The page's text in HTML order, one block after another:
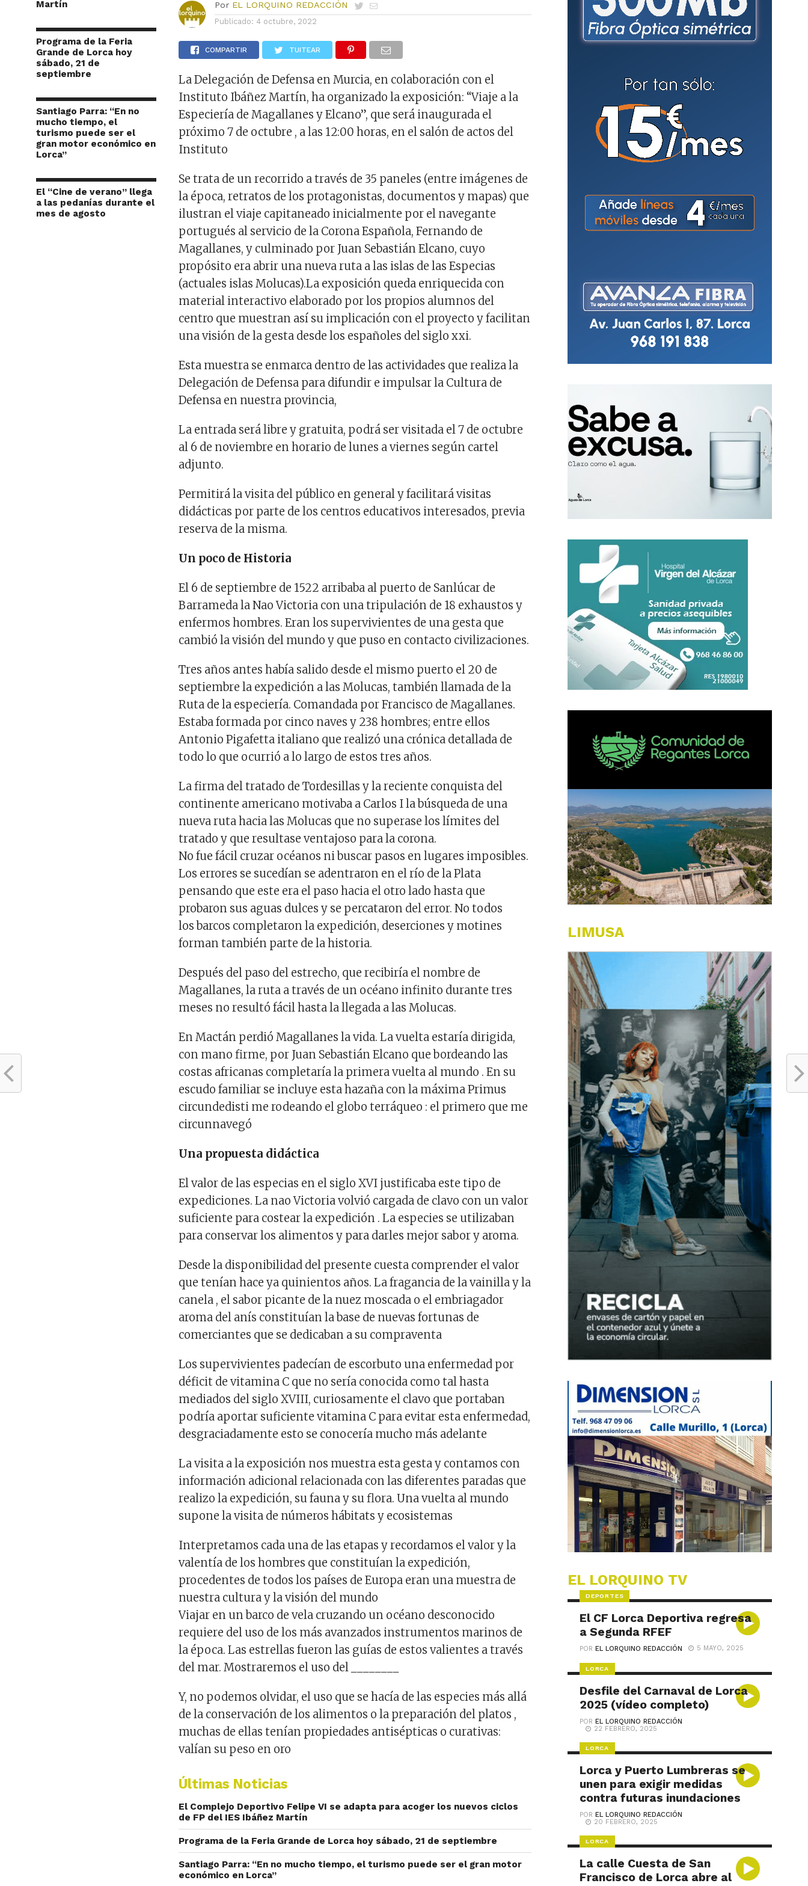
Martín
Programa de la Feria
Grande de Lorca hoy
sábado, 21 de
septiembre
Santiago Parra: “En no
mucho tiempo, el
turismo puede ser el
gran motor económico en
Lorca”
El “Cine de verano” llega
a las pedanías durante el
mes de agosto
Por EL LORQUINO REDACCIÓN
Publicado: 4 octubre, 2022
COMPARTIR TUITEAR
La Delegación de Defensa en Murcia, en colaboración con el
Instituto Ibáñez Martín, ha organizado la exposición: “Viaje a la
Especiería de Magallanes y Elcano”, que será inaugurada el
próximo 7 de octubre , a las 12:00 horas, en el salón de actos del
Instituto
Se trata de un recorrido a través de 35 paneles (entre imágenes de
la época, retratos de los protagonistas, documentos y mapas) que
ilustran el viaje capitaneado inicialmente por el navegante
portugués al servicio de la Corona Española, Fernando de
Magallanes, y culminado por Juan Sebastián Elcano, cuyo
propósito era abrir una nueva ruta a las islas de las Especias
(actuales islas Molucas).La exposición queda enriquecida con
material interactivo elaborado por los propios alumnos del
centro que muestran así su implicación con el proyecto y facilitan
una visión de la gesta desde los españoles del siglo xxi.
Esta muestra se enmarca dentro de las actividades que realiza la
Delegación de Defensa para difundir e impulsar la Cultura de
Defensa en nuestra provincia,
La entrada será libre y gratuita, podrá ser visitada el 7 de octubre
al 6 de noviembre en horario de lunes a viernes según cartel
adjunto.
Permitirá la visita del público en general y facilitará visitas
didácticas por parte de los centros educativos interesados, previa
reserva de la misma.
Un poco de Historia
El 6 de septiembre de 1522 arribaba al puerto de Sanlúcar de
Barrameda la Nao Victoria con una tripulación de 18 exhaustos y
enfermos hombres. Eran los supervivientes de una gesta que
cambió la visión del mundo y que puso en contacto civilizaciones.
Tres años antes había salido desde el mismo puerto el 20 de
septiembre la expedición a las Molucas, también llamada de la
Ruta de la especiería. Comandada por Francisco de Magallanes.
Estaba formada por cinco naves y 238 hombres; entre ellos
Antonio Pigafetta italiano que realizó una crónica detallada de
todo lo que ocurrió a lo largo de estos tres años.
La firma del tratado de Tordesillas y la reciente conquista del
continente americano motivaba a Carlos I la búsqueda de una
nueva ruta hacia las Molucas que no superase los límites del
tratado y que resultase ventajoso para la corona.
No fue fácil cruzar océanos ni buscar pasos en lugares imposibles.
Los errores se sucedían se adentraron en el río de la Plata
pensando que este era el paso hacia el otro lado hasta que
probaron sus aguas dulces y se percataron del error. No todos
los barcos completaron la expedición, deserciones y motines
forman también parte de la historia.
Después del paso del estrecho, que recibiría el nombre de
Magallanes, la ruta a través de un océano infinito durante tres
meses no resultó fácil hasta la llegada a las Molucas.
En Mactán perdió Magallanes la vida. La vuelta estaría dirigida,
con mano firme, por Juan Sebastián Elcano que bordeando las
costas africanas completaría la primera vuelta al mundo . En su
escudo familiar se incluye esta hazaña con la máxima Primus
circundedisti me rodeando el globo terráqueo : el primero que me
circunnavegó
Una propuesta didáctica
El valor de las especias en el siglo XVI justificaba este tipo de
expediciones. La nao Victoria volvió cargada de clavo con un valor
suficiente para costear la expedición . La especies se utilizaban
para conservar los alimentos y para darles mejor sabor y aroma.
Desde la disponibilidad del presente cuesta comprender el valor
que tenían hace ya quinientos años. La fragancia de la vainilla y la
canela , el sabor picante de la nuez moscada o el embriagador
aroma del anís constituían la base de nuevas fortunas de
comerciantes que se dedicaban a su compraventa
Los supervivientes padecían de escorbuto una enfermedad por
déficit de vitamina C que no sería conocida como tal hasta
mediados del siglo XVIII, curiosamente el clavo que portaban
podría aportar suficiente vitamina C para evitar esta enfermedad,
desgraciadamente esto se conocería mucho más adelante
La visita a la exposición nos muestra esta gesta y contamos con
información adicional relacionada con las diferentes paradas que
realizo la expedición, su fauna y su flora. Una vuelta al mundo
supone la visita de números hábitats y ecosistemas
Interpretamos cada una de las etapas y recordamos el valor y la
valentía de los hombres que constituían la expedición,
procedentes de todos los países de Europa eran una muestra de
nuestra cultura y la visión del mundo
Viajar en un barco de vela cruzando un océano desconocido
requiere del uso de los más avanzados instrumentos marinos de
la época. Las estrellas fueron las guías de estos valientes a través
del mar. Mostraremos el uso del ________
Y, no podemos olvidar, el uso que se hacía de las especies más allá
de la conservación de los alimentos o la preparación del platos ,
muchas de ellas tenían propiedades antisépticas o curativas:
valían su peso en oro
Últimas Noticias
El Complejo Deportivo Felipe VI se adapta para acoger los nuevos ciclos
de FP del IES Ibáñez Martín
Programa de la Feria Grande de Lorca hoy sábado, 21 de septiembre
Santiago Parra: “En no mucho tiempo, el turismo puede ser el gran motor
económico en Lorca”
LIMUSA
EL LORQUINO TV
DEPORTES
El CF Lorca Deportiva regresa
a Segunda RFEF
POREL LORQUINO REDACCIÓN 5 MAYO, 2025
LORCA
Desfile del Carnaval de Lorca
2025 (vídeo completo)
POREL LORQUINO REDACCIÓN
22 FEBRERO, 2025
LORCA
Lorca y Puerto Lumbreras se
unen para exigir medidas
contra futuras inundaciones
POREL LORQUINO REDACCIÓN
20 FEBRERO, 2025
LORCA
La calle Cuesta de San
Francisco de Lorca abre al